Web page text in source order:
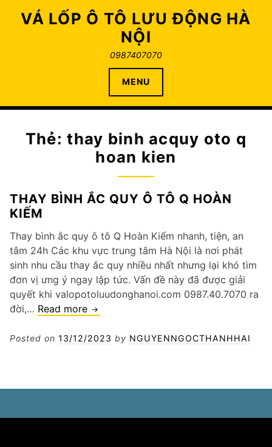
VÁ LỐP Ô TÔ LƯU ĐỘNG HÀ
NỘI
0987407070
MENU
Thẻ:thay binh acquy oto q
hoan kien
THAY BÌNH ẮC QUY Ô TÔ Q HOÀN
KIẾM
Thay bình ắc quy ô tô Q Hoàn Kiếm nhanh, tiện, an
tâm 24h Các khu vực trung tâm Hà Nội là nơi phát
sinh nhu cầu thay ắc quy nhiều nhất nhưng lại khó tìm
đơn vị ưng ý ngay lập tức. Vấn đề này đã được giải
quyết khi valopotoluudonghanoi.com 0987.40.7070 ra
đời,… Read more Thay
ắc
Posted on 13/12/2023 by NGUYENNGOCTHANHHAI